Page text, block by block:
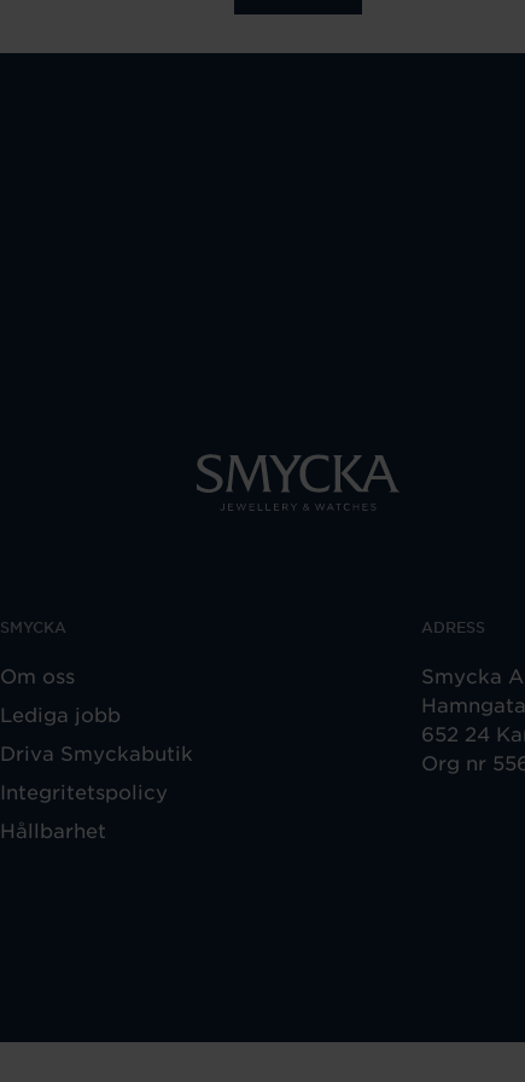
SMYCKA
Om oss
Lediga jobb
Driva Smyckabutik
Integritetspolicy
Hållbarhet
ADRESS
Smycka
652 24
Org nr